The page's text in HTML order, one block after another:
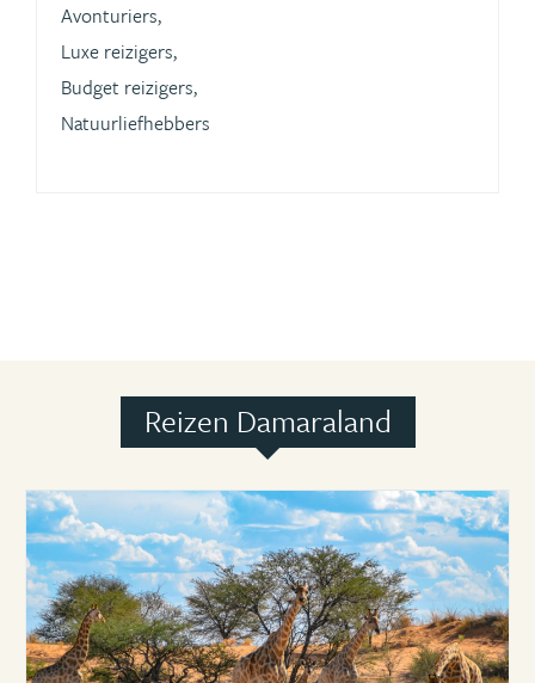
Avonturiers,
Luxe reizigers,
Budget reizigers,
Natuurliefhebbers
Reizen Damaraland